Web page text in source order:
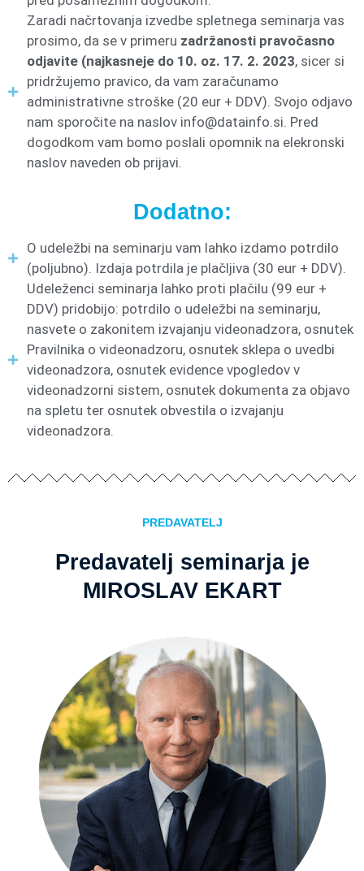
Zaradi načrtovanja izvedbe spletnega seminarja vas
prosimo, da se v primeru zadržanosti pravočasno
odjavite (najkasneje do 10. oz. 17. 2. 2023, sicer si
pridržujemo pravico, da vam zaračunamo
administrativne stroške (20 eur + DDV). Svojo odjavo
nam sporočite na naslov info@datainfo.si. Pred
dogodkom vam bomo poslali opomnik na elekronski
naslov naveden ob prijavi.
Dodatno:
O udeležbi na seminarju vam lahko izdamo potrdilo
(poljubno). Izdaja potrdila je plačljiva (30 eur + DDV).
Udeleženci seminarja lahko proti plačilu (99 eur +
DDV) pridobijo: potrdilo o udeležbi na seminarju,
nasvete o zakonitem izvajanju videonadzora, osnutek
Pravilnika o videonadzoru, osnutek sklepa o uvedbi
videonadzora, osnutek evidence vpogledov v
videonadzorni sistem, osnutek dokumenta za objavo
na spletu ter osnutek obvestila o izvajanju
videonadzora.
PREDAVATELJ
Predavatelj seminarja je
MIROSLAV EKART